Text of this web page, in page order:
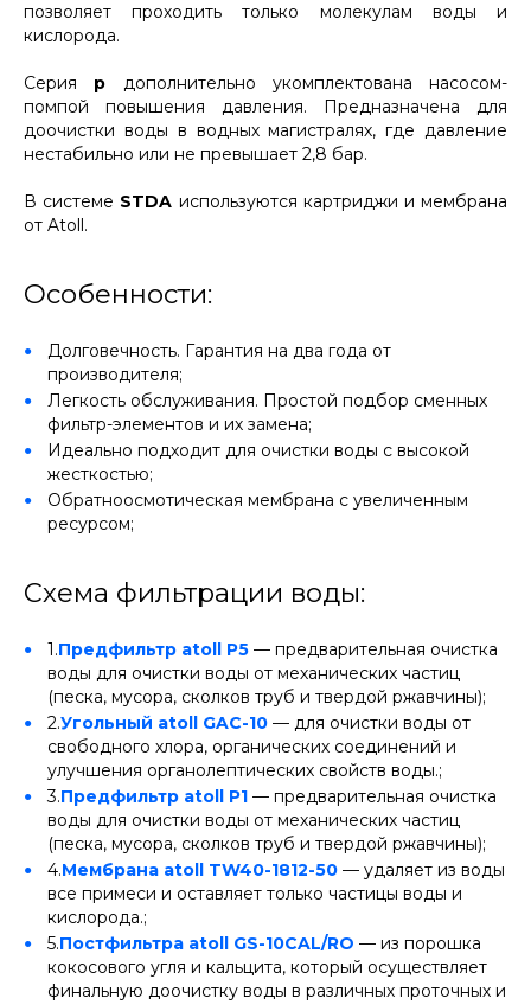
позволяет проходить только молекулам воды и
кислорода.
Серия p дополнительно укомплектована насосом-
помпой повышения давления. Предназначена для
доочистки воды в водных магистралях, где давление
нестабильно или не превышает 2,8 бар.
В системе STDA используются картриджи и мембрана
от Atoll.
Особенности:
Долговечность. Гарантия на два года от
производителя;
Легкость обслуживания. Простой подбор сменных
фильтр-элементов и их замена;
Идеально подходит для очистки воды с высокой
жесткостью;
Обратноосмотическая мембрана с увеличенным
ресурсом;
Схема фильтрации воды:
1.Предфильтр atoll P5 — предварительная очистка
воды для очистки воды от механических частиц
(песка, мусора, сколков труб и твердой ржавчины);
2.Угольный atoll GAC-10 — для очистки воды от
свободного хлора, органических соединений и
улучшения органолептических свойств воды.;
3.Предфильтр atoll P1 — предварительная очистка
воды для очистки воды от механических частиц
(песка, мусора, сколков труб и твердой ржавчины);
4.Мембрана atoll TW40-1812-50 — удаляет из воды
все примеси и оставляет только частицы воды и
кислорода.;
5.Постфильтра atoll GS-10CAL/RO — из порошка
кокосового угля и кальцита, который осуществляет
финальную доочистку воды в различных проточных и